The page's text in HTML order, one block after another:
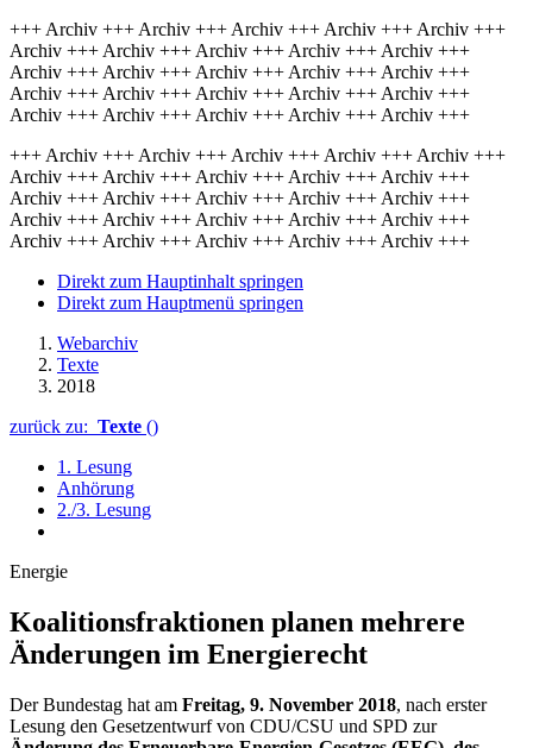
+++ Archiv +++ Archiv +++ Archiv +++ Archiv +++ Archiv +++
Archiv +++ Archiv +++ Archiv +++ Archiv +++ Archiv +++
Archiv +++ Archiv +++ Archiv +++ Archiv +++ Archiv +++
Archiv +++ Archiv +++ Archiv +++ Archiv +++ Archiv +++
Archiv +++ Archiv +++ Archiv +++ Archiv +++ Archiv +++
+++ Archiv +++ Archiv +++ Archiv +++ Archiv +++ Archiv +++
Archiv +++ Archiv +++ Archiv +++ Archiv +++ Archiv +++
Archiv +++ Archiv +++ Archiv +++ Archiv +++ Archiv +++
Archiv +++ Archiv +++ Archiv +++ Archiv +++ Archiv +++
Archiv +++ Archiv +++ Archiv +++ Archiv +++ Archiv +++
Direkt zum Hauptinhalt springen
Direkt zum Hauptmenü springen
Webarchiv
Texte
2018
zurück zu: Texte ()
1. Lesung
Anhörung
2./3. Lesung
Energie
Koalitionsfrak­tionen planen meh­rere
Ände­rungen im Energie­recht
Der Bundestag hat am Freitag, 9. November 2018, nach erster
Lesung den Gesetzentwurf von CDU/CSU und SPD zur